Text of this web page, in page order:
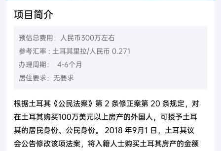
项目简介
预估总费用：人民币300万左右
参考汇率 : 土耳其里拉/人民币 0.271
办理周期： 4-6个月
居住要求：无要求
根据土耳其《公民法案》第 2 条修正案第 20 条规定，对
在土耳其购买100万美元以上房产的外国人，可授予土耳
其的居民身份、公民身份。 2018 年9月1 日，土耳其议
会公告修改该项法案，将入籍人士购买土耳其房产的金额